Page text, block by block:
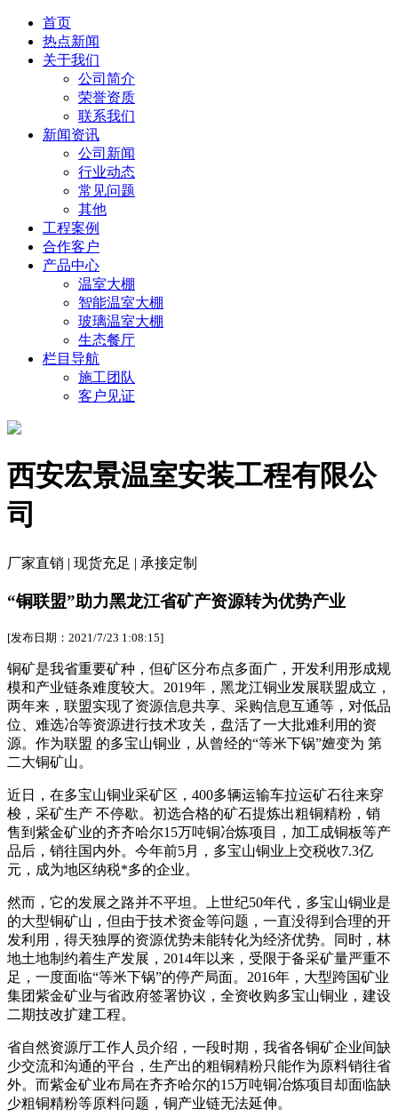
首页
热点新闻
关于我们
公司简介
荣誉资质
联系我们
新闻资讯
公司新闻
行业动态
常见问题
其他
工程案例
合作客户
产品中心
温室大棚
智能温室大棚
玻璃温室大棚
生态餐厅
栏目导航
施工团队
客户见证
西安宏景温室安装工程有限公
司
厂家直销 | 现货充足 | 承接定制
“铜联盟”助力黑龙江省矿产资源转为优势产业
[发布日期：2021/7/23 1:08:15]
铜矿是我省重要矿种，但矿区分布点多面广，开发利用形成规
模和产业链条难度较大。2019年，黑龙江铜业发展联盟成立，
两年来，联盟实现了资源信息共享、采购信息互通等，对低品
位、难选冶等资源进行技术攻关，盘活了一大批难利用的资
源。作为联盟 的多宝山铜业，从曾经的“等米下锅”嬗变为 第
二大铜矿山。
近日，在多宝山铜业采矿区，400多辆运输车拉运矿石往来穿
梭，采矿生产 不停歇。初选合格的矿石提炼出粗铜精粉，销
售到紫金矿业的齐齐哈尔15万吨铜冶炼项目，加工成铜板等产
品后，销往国内外。今年前5月，多宝山铜业上交税收7.3亿
元，成为地区纳税*多的企业。
然而，它的发展之路并不平坦。上世纪50年代，多宝山铜业是
的大型铜矿山，但由于技术资金等问题，一直没得到合理的开
发利用，得天独厚的资源优势未能转化为经济优势。同时，林
地土地制约着生产发展，2014年以来，受限于备采矿量严重不
足，一度面临“等米下锅”的停产局面。2016年，大型跨国矿业
集团紫金矿业与省政府签署协议，全资收购多宝山铜业，建设
二期技改扩建工程。
省自然资源厅工作人员介绍，一段时期，我省各铜矿企业间缺
少交流和沟通的平台，生产出的粗铜精粉只能作为原料销往省
外。而紫金矿业布局在齐齐哈尔的15万吨铜冶炼项目却面临缺
少粗铜精粉等原料问题，铜产业链无法延伸。